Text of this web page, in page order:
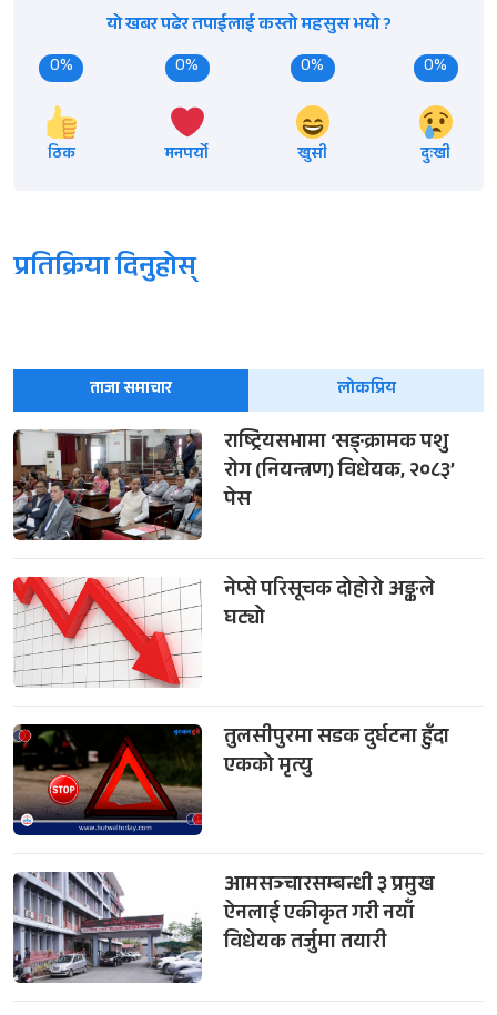
यो खबर पढेर तपाईलाई कस्तो महसुस भयो ?
0%
ठिक
0%
मनपर्यो
0%
खुसी
0%
दुःखी
प्रतिक्रिया दिनुहोस्
ताजा समाचार लोकप्रिय
राष्ट्रियसभामा ‘सङ्क्रामक पशु
रोग (नियन्त्रण) विधेयक, २०८३’
पेस
नेप्से परिसूचक दोहोरो अङ्कले
घट्यो
तुलसीपुरमा सडक दुर्घटना हुँदा
एकको मृत्यु
आमसञ्चारसम्बन्धी ३ प्रमुख
ऐनलाई एकीकृत गरी नयाँ
विधेयक तर्जुमा तयारी